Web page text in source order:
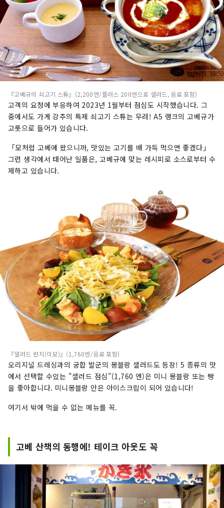
『고베규의 쇠고기 스튜』(2,200엔/플러스 200엔으로 샐러드, 음료 포함)
고객의 요청에 부응하여 2023년 1월부터 점심도 시작했습니다. 그
중에서도 가게 강추의 특제 쇠고기 스튜는 무려! A5 랭크의 고베규가
고롯으로 들어가 있습니다.
「모처럼 고베에 왔으니까, 맛있는 고기를 배 가득 먹으면 좋겠다」
그런 생각에서 태어난 일품은, 고베규에 맞는 레시피로 소스로부터 수
제하고 있습니다.
『샐러드 런치(이모)』(1,760엔/음료 포함)
오리지널 드레싱과의 궁합 발군의 몽블랑 샐러드도 등장! 5 종류의 맛
에서 선택할 수있는 "샐러드 점심"(1,760 엔)은 미니 몽블랑 또는 빵
을 좋아합니다. 미니몽블랑 안은 아이스크림이 되어 있습니다!
여기서 밖에 먹을 수 없는 메뉴를 꼭.
고베 산책의 동행에! 테이크 아웃도 꼭